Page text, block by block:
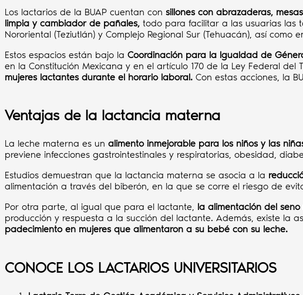
Los lactarios de la BUAP cuentan con sillones con abrazaderas,
limpia y cambiador de pañales, todo para facilitar a las usuarias las
Nororiental (Teziutlán) y Complejo Regional Sur (Tehuacán), así
Estos espacios están bajo la Coordinación para la Igualdad de
en la Constitución Mexicana y en el artículo 170 de la Ley Federal
mujeres lactantes durante el horario laboral. Con estas acciones, la
Ventajas de la lactancia materna
La leche materna es un alimento inmejorable para los niños y las
previene infecciones gastrointestinales y respiratorias, obesidad,
Estudios demuestran que la lactancia materna se asocia a la
alimentación a través del biberón, en la que se corre el riesgo de
Por otra parte, al igual que para el lactante, la alimentación del
producción y respuesta a la succión del lactante. Además, existe
padecimiento en mujeres que alimentaron a su bebé con su leche.
CONOCE LOS LACTARIOS UNIVERSITARIOS